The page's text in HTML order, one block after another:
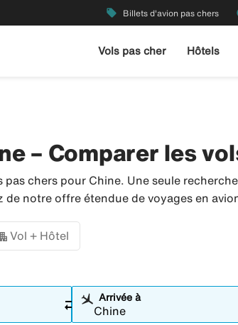
local_offer Billets d'avion pas chers
Vols pas cher Hôtels
– Comparer les
pas chers pour Chine. Une seule
de notre offre étendue de voyages en
Vol + Hôtel
sync_alt Arrivée à